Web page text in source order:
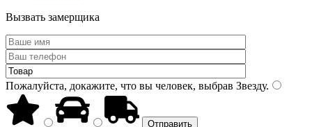
Вызвать замерщика
Пожалуйста, докажите, что вы человек, выбрав Звезду.